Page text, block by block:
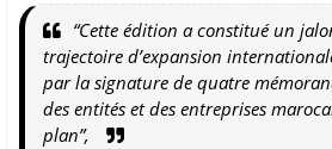
“Cette édition a constitué un
trajectoire d’expansion
par la signature de quatre
des entités et des entreprises
plan”,